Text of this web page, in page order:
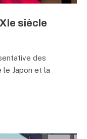
siècle
des
le Japon et la